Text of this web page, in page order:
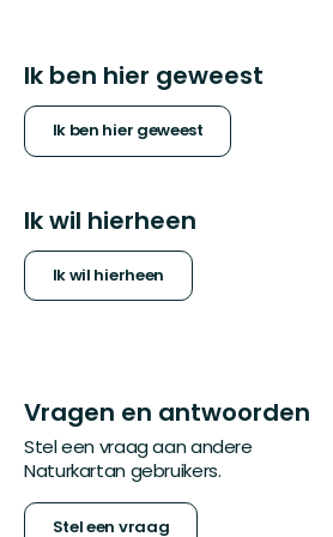
Ik ben hier geweest
Ik ben hier geweest
Ik wil hierheen
Ik wil hierheen
Vragen en antwoorden
Stel een vraag aan andere
Naturkartan gebruikers.
Stel een vraag